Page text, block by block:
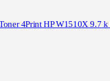
4Print HP W1510X 9.7 k